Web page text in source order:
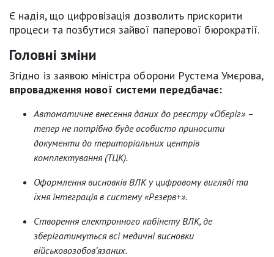
Є надія, що цифровізація дозволить прискорити
процеси та позбутися зайвої паперової бюрократії.
Головні зміни
Згідно із заявою міністра оборони Рустема Умєрова,
впровадження нової системи передбачає:
Автоматичне внесення даних до реєстру «Оберіг» –
тепер не потрібно буде особисто приносити
документи до територіальних центрів
комплектування (ТЦК).
Оформлення висновків ВЛК у цифровому вигляді та
їхня інтеграція в систему «Резерв+».
Створення електронного кабінету ВЛК, де
зберігатимуться всі медичні висновки
військовозобов’язаних.